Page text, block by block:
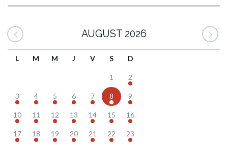
AUGUST 2026
L M M J V S D
1 2
3 4 5 6 7 8 9
10 11 12 13 14 15 16
17 18 19 20 21 22 23